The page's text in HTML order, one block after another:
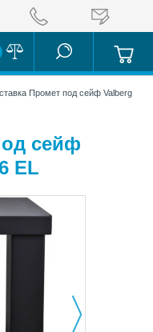
Промет под сейф Valberg
сейф
EL